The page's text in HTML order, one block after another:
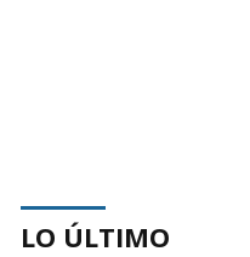
LO ÚLTIMO